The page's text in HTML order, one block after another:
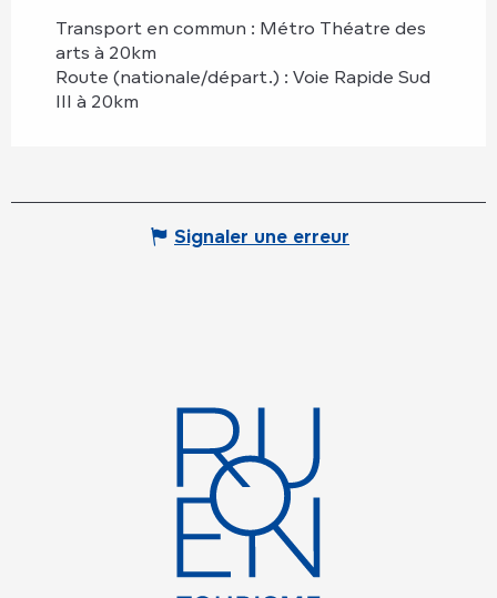
Transport en commun : Métro Théatre des
arts à 20km
Route (nationale/départ.) : Voie Rapide Sud
III à 20km
Signaler une erreur